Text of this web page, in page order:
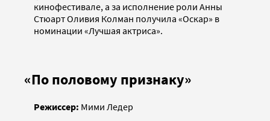
кинофестивале, а за исполнение роли Анны
Стюарт Оливия Колман получила «Оскар» в
номинации «Лучшая актриса».
«По половому признаку»
Режиссер: Мими Ледер